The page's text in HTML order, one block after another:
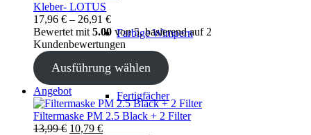
Farbige Wimpern
Fertigfächer
Angebot
Kleber- LOTUS
17,96 € – 26,91 €
Bewertet mit 5.00 von 5, basierend auf 2
Kundenbewertungen
Ausführung wählen
AngebotProdukt
im
Angebot
Filtermaske PM 2.5 Black + 2 Filter
13,99€ Ursprünglicher
10,79 €Aktueller